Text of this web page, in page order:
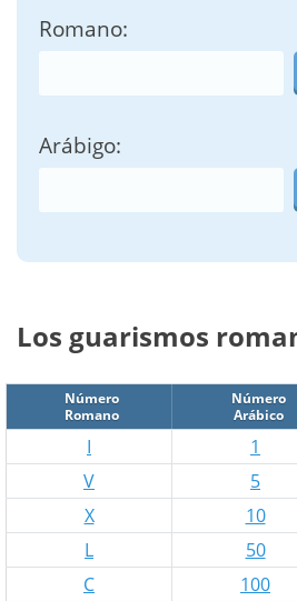
Romano:
Arábigo:
Los guarismos
Número
Romano
Número
Arábico
I
1
V
5
X
10
L
50
C
100